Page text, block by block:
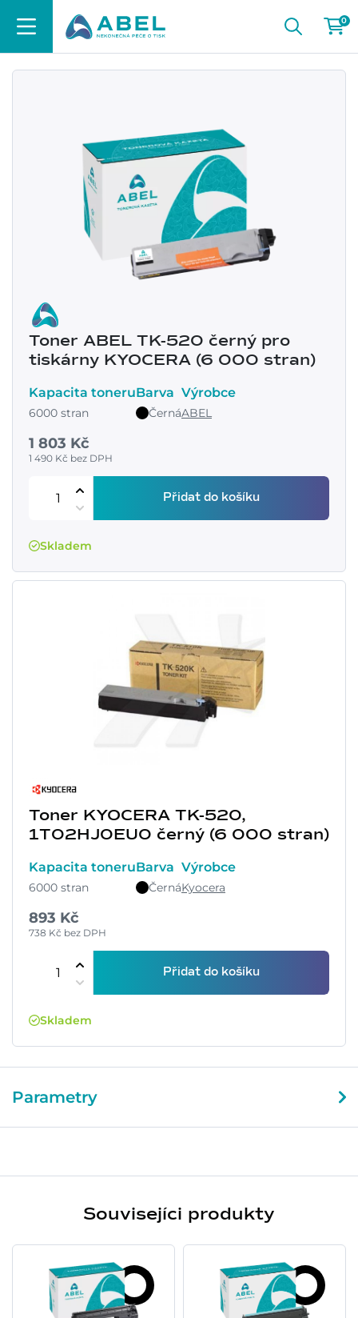
0
Toner ABEL TK-520 černý pro
tiskárny KYOCERA (6 000 stran)
Kapacita toneru
6000 stran
Barva
Černá
Výrobce
ABEL
1 803 Kč
1 490 Kč bez DPH
Přidat do košíku
Skladem
Toner KYOCERA TK-520,
1T02HJ0EU0 černý (6 000 stran)
Kapacita toneru
6000 stran
Barva
Černá
Výrobce
Kyocera
893 Kč
738 Kč bez DPH
Přidat do košíku
Skladem
Parametry
Souvisejíci produkty